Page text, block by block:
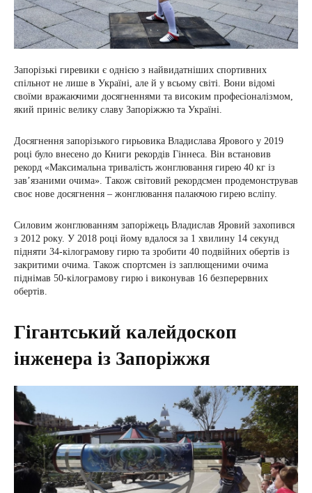
Запорізькі гиревики є однією з найвидатніших спортивних
спільнот не лише в Україні, але й у всьому світі. Вони відомі
своїми вражаючими досягненнями та високим професіоналізмом,
який приніс велику славу Запоріжжю та Україні.
Досягнення запорізького гирьовика Владислава Ярового у 2019
році було внесено до Книги рекордів Гіннеса. Він встановив
рекорд «Максимальна тривалість жонглювання гирею 40 кг із
зав’язаними очима». Також світовий рекордсмен продемонстрував
своє нове досягнення – жонглювання палаючою гирею всліпу.
Силовим жонглюванням запоріжець Владислав Яровий захопився
з 2012 року. У 2018 році йому вдалося за 1 хвилину 14 секунд
підняти 34-кілограмову гирю та зробити 40 подвійних обертів із
закритими очима. Також спортсмен із заплющеними очима
піднімав 50-кілограмову гирю і виконував 16 безперервних
обертів.
Гігантський калейдоскоп
інженера із Запоріжжя